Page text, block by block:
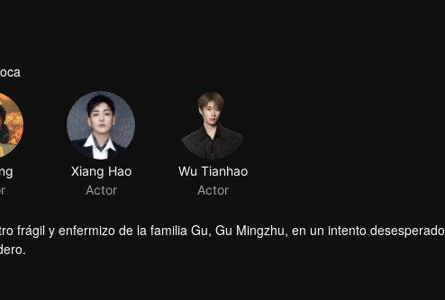
Xiang Hao
Actor
Wu Tianhao
Actor
frágil y enfermizo de la familia Gu, Gu Mingzhu, en un intento desesperado
el villano astuto y despiadado Jiang Juan disfrazado. Entra en la